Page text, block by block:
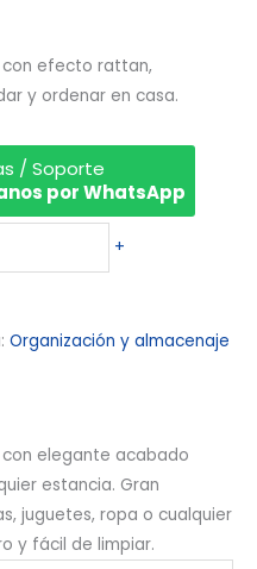
con efecto rattan,
y ordenar en casa.
/ Soporte
por WhatsApp
+
Organización y almacenaje
elegante acabado
estancia. Gran
juguetes, ropa o cualquier
y fácil de limpiar.